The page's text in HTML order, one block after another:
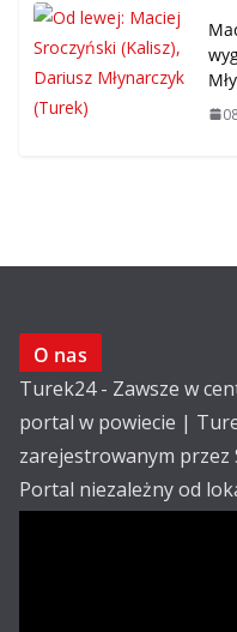
O nas
Turek24 - Zawsze w
portal w powiecie |
zarejestrowanym przez
Portal niezależny od